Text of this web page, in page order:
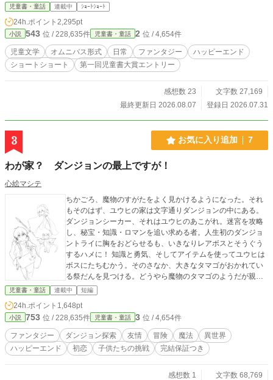
児童書・童話 連載中 ｼｮｰﾄｼｮｰﾄ
24h.ポイント 2,295pt
小説 543 位 / 228,635件 児童書・童話 2 位 / 4,654件
児童文学 オムニバス形式 日常 ファンタジー
ハッピーエンド
ショートショート
第一回児童書大賞エントリー
感想数 23
文字数 27,169
最終更新日 2026.08.07
登録日 2026.07.31
3 お気に入り追加 7
わが家？ ダンジョンの最上ですが！
心絵マシテ
ちかごろ、魔物のすがたをよく見かけるようになった。それ
もそのはず、ユウヒの家は文字通りダンジョンの中にある。
ダンジョンシーカー、それはユウヒのあこがれ。迷宮を攻略
し、秘宝・知識・ロマンを追い求める者。人生初のダンジョ
ントライに胸をおどらせるも、いきなりレアボスとそうぐう
するハメに！ 知識と勇気、そしてアイテムを使ってユウヒは
ボスにたちむかう。そのさなか、大きなタマゴがおかれてい
る祭だんを見つける。どうやら魔物のタマゴのようだが親が
見当たらない。このままでは祭だんから落ちてしまうとタマ
ゴにさわると、なぜかジブンの部屋の中だ。 今までのこと
は、ぜんぶユメだったのか？ そう思うも、ベッドにはフカ
したタマゴがある。外を見るとオモチャのように小っちゃい
街なみが見える。なんと！ ジブンの家ができたばかりのダ
ンジョン、そのテッペンにある。未知なる迷宮を前に、ユウ
ヒのシーカー魂に火がつく。地上へともどる道をさがすべ
ともにダンジョントライを開始するが――――。 ８/５ 第一
児童書・童話 連載中 短編
24h.ポイント 1,648pt
小説 753 位 / 228,635件 児童書・童話 3 位 / 4,654件
ファンタジー ダンジョン探索 友情 冒険 魔法
異世界
ハッピーエンド
初恋 子供たちの挑戦 完結保証つき
感想数 1
文字数 68,769